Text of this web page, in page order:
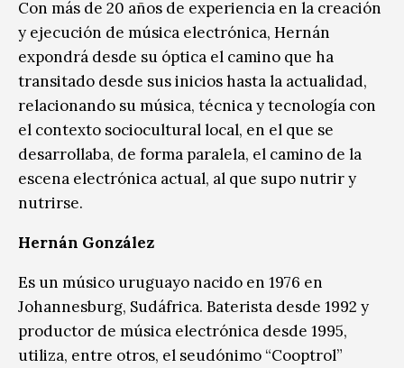
Con más de 20 años de experiencia en la creación
y ejecución de música electrónica, Hernán
expondrá desde su óptica el camino que ha
transitado desde sus inicios hasta la actualidad,
relacionando su música, técnica y tecnología con
el contexto sociocultural local, en el que se
desarrollaba, de forma paralela, el camino de la
escena electrónica actual, al que supo nutrir y
nutrirse.
Hernán González
Es un músico uruguayo nacido en 1976 en
Johannesburg, Sudáfrica. Baterista desde 1992 y
productor de música electrónica desde 1995,
utiliza, entre otros, el seudónimo “Cooptrol”